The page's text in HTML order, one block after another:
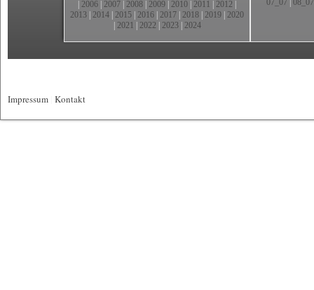
2006 2007 2008 2009 2010 2011 2012
2013 2014 2015 2016 2017 2018 2019 2020
2021 2022 2023| 2024
07_07 08_07
Impressum Kontakt